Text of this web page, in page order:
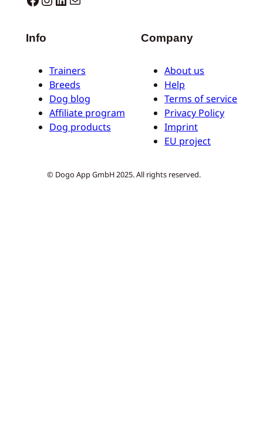
Info
Trainers
Breeds
Dog blog
Affiliate program
Dog products
Company
About us
Help
Terms of service
Privacy Policy
Imprint
EU project
© Dogo App GmbH 2025. All rights reserved.